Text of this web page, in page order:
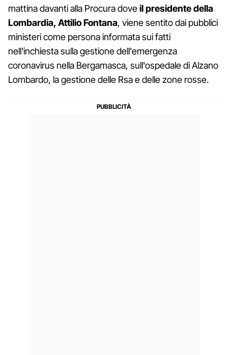
mattina davanti alla Procura doveil presidente della
Lombardia, Attilio Fontana, viene sentito dai pubblici
ministeri come persona informata sui fatti
nell'inchiesta sulla gestione dell'emergenza
coronavirus nella Bergamasca, sull'ospedale di Alzano
Lombardo, la gestione delle Rsa e delle zone rosse.